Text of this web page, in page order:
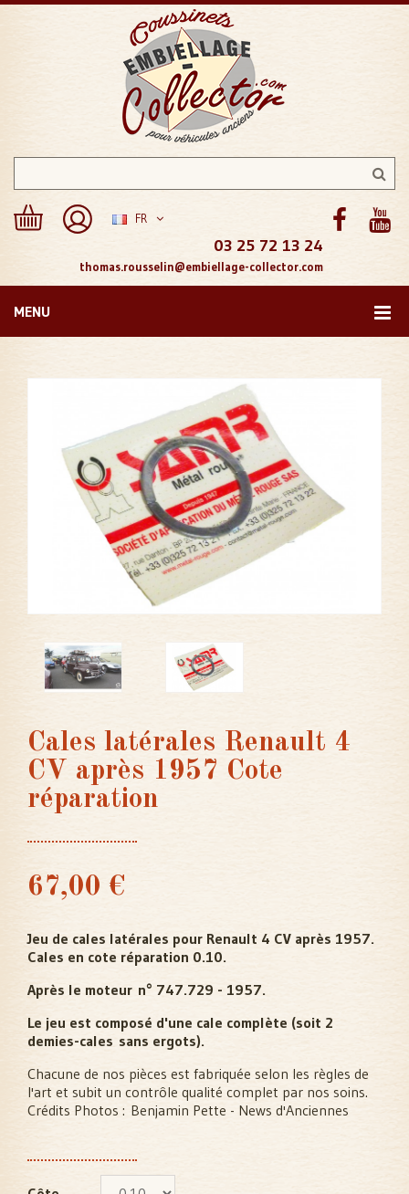
FR
03 25 72 13 24
thomas.rousselin@embiellage-collector.com
MENU
Cales latérales Renault 4
CV après 1957 Cote
réparation
67,00 €
Jeu de cales latérales pour Renault 4 CV après 1957.
Cales en cote réparation 0.10.
Après le moteur n° 747.729 - 1957.
Le jeu est composé d'une cale complète (soit 2
demies-cales sans ergots).
Chacune de nos pièces est fabriquée selon les règles de
l'art et subit un contrôle qualité complet par nos soins.
Crédits Photos : Benjamin Pette - News d'Anciennes